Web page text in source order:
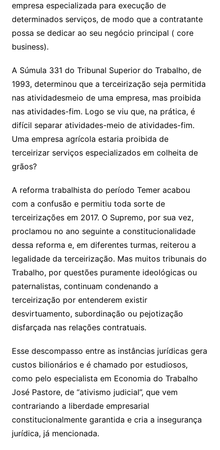
empresa especializada para execução de
determinados serviços, de modo que a contratante
possa se dedicar ao seu negócio principal ( core
business).
A Súmula 331 do Tribunal Superior do Trabalho, de
1993, determinou que a terceirização seja permitida
nas atividadesmeio de uma empresa, mas proibida
nas atividades-fim. Logo se viu que, na prática, é
difícil separar atividades-meio de atividades-fim.
Uma empresa agrícola estaria proibida de
terceirizar serviços especializados em colheita de
grãos?
A reforma trabalhista do período Temer acabou
com a confusão e permitiu toda sorte de
terceirizações em 2017. O Supremo, por sua vez,
proclamou no ano seguinte a constitucionalidade
dessa reforma e, em diferentes turmas, reiterou a
legalidade da terceirização. Mas muitos tribunais do
Trabalho, por questões puramente ideológicas ou
paternalistas, continuam condenando a
terceirização por entenderem existir
desvirtuamento, subordinação ou pejotização
disfarçada nas relações contratuais.
Esse descompasso entre as instâncias jurídicas gera
custos bilionários e é chamado por estudiosos,
como pelo especialista em Economia do Trabalho
José Pastore, de “ativismo judicial”, que vem
contrariando a liberdade empresarial
constitucionalmente garantida e cria a insegurança
jurídica, já mencionada.